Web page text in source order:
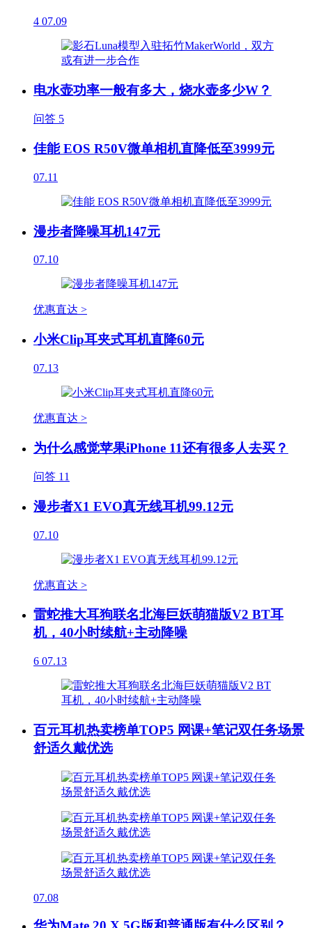
4 07.09
电水壶功率一般有多大，烧水壶多少W？
问答 5
佳能 EOS R50V微单相机直降低至3999元
07.11
漫步者降噪耳机147元
07.10
优惠直达 >
小米Clip耳夹式耳机直降60元
07.13
优惠直达 >
为什么感觉苹果iPhone 11还有很多人去买？
问答 11
漫步者X1 EVO真无线耳机99.12元
07.10
优惠直达 >
雷蛇推大耳狗联名北海巨妖萌猫版V2 BT耳
机，40小时续航+主动降噪
6 07.13
百元耳机热卖榜单TOP5 网课+笔记双任务场景
舒适久戴优选
07.08